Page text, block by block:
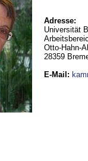
Adresse:
Universität
Otto-Hahn-
28359
E-Mail :